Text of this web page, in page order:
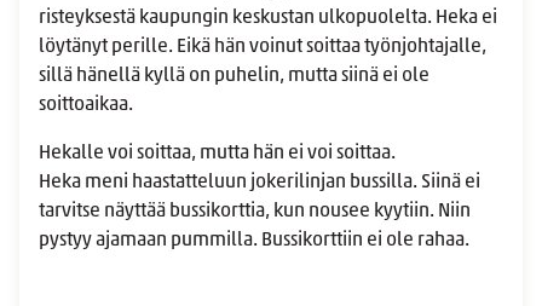
risteyksestä kaupungin keskustan ulkopuolelta. Heka ei
löytänyt perille. Eikä hän voinut soittaa työnjohtajalle,
sillä hänellä kyllä on puhelin, mutta siinä ei ole
soittoaikaa.
Hekalle voi soittaa, mutta hän ei voi soittaa.
Heka meni haastatteluun jokerilinjan bussilla. Siinä ei
tarvitse näyttää bussikorttia, kun nousee kyytiin. Niin
pystyy ajamaan pummilla. Bussikorttiin ei ole rahaa.